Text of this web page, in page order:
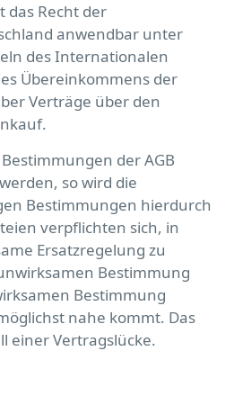
das Recht der
anwendbar unter
des Internationalen
Übereinkommens der
Verträge über den
der AGB
so wird die
Bestimmungen hierdurch
verpflichten sich, in
Ersatzregelung zu
Bestimmung
Bestimmung
nahe kommt. Das
einer Vertragslücke.